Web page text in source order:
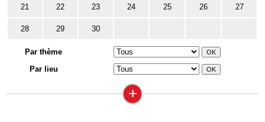
21 22 23 24 25 26 27
28 29 30
Par thème
Par lieu
+